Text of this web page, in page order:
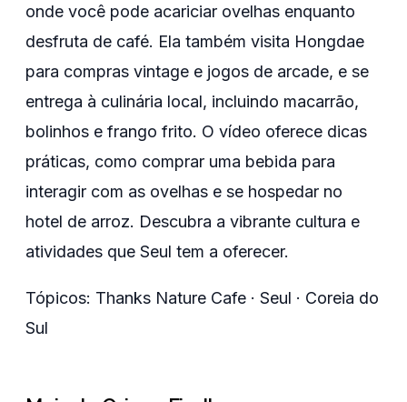
onde você pode acariciar ovelhas enquanto
desfruta de café. Ela também visita Hongdae
para compras vintage e jogos de arcade, e se
entrega à culinária local, incluindo macarrão,
bolinhos e frango frito. O vídeo oferece dicas
práticas, como comprar uma bebida para
interagir com as ovelhas e se hospedar no
hotel de arroz. Descubra a vibrante cultura e
atividades que Seul tem a oferecer.
Tópicos: Thanks Nature Cafe · Seul · Coreia do
Sul